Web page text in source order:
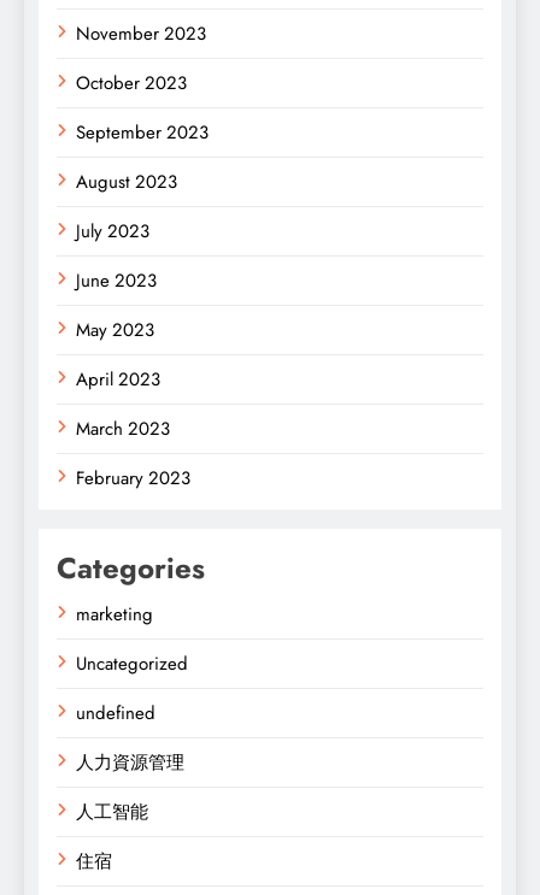
November 2023
October 2023
September 2023
August 2023
July 2023
June 2023
May 2023
April 2023
March 2023
February 2023
Categories
marketing
Uncategorized
undefined
人力資源管理
人工智能
住宿